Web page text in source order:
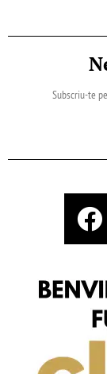
Subscriu-te